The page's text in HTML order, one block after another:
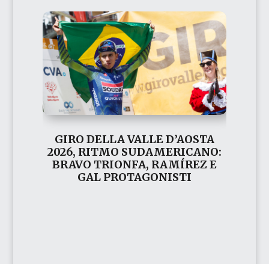
GIRO DELLA VALLE D’AOSTA
2026, RITMO SUDAMERICANO:
BRAVO TRIONFA, RAMÍREZ E
GAL PROTAGONISTI